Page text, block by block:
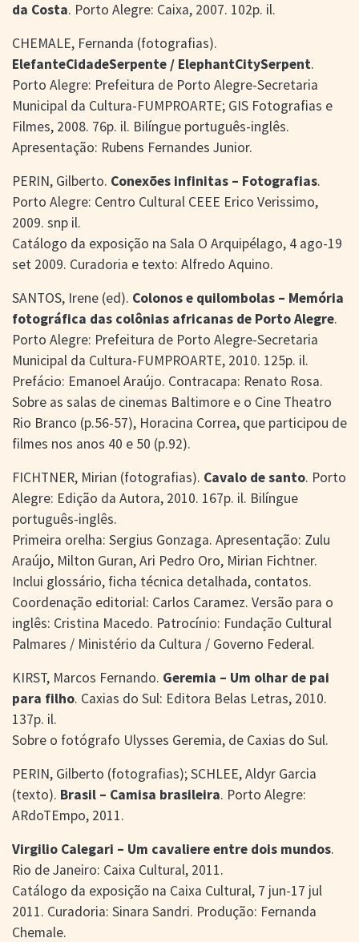
da Costa. Porto Alegre: Caixa, 2007. 102p. il.
CHEMALE, Fernanda (fotografias).
ElefanteCidadeSerpente / ElephantCitySerpent.
Porto Alegre: Prefeitura de Porto Alegre-Secretaria
Municipal da Cultura-FUMPROARTE; GIS Fotografias e
Filmes, 2008. 76p. il. Bilíngue português-inglês.
Apresentação: Rubens Fernandes Junior.
PERIN, Gilberto. Conexões infinitas – Fotografias.
Porto Alegre: Centro Cultural CEEE Erico Verissimo,
2009. snp il.
Catálogo da exposição na Sala O Arquipélago, 4 ago-19
set 2009. Curadoria e texto: Alfredo Aquino.
SANTOS, Irene (ed). Colonos e quilombolas – Memória
fotográfica das colônias africanas de Porto Alegre.
Porto Alegre: Prefeitura de Porto Alegre-Secretaria
Municipal da Cultura-FUMPROARTE, 2010. 125p. il.
Prefácio: Emanoel Araújo. Contracapa: Renato Rosa.
Sobre as salas de cinemas Baltimore e o Cine Theatro
Rio Branco (p.56-57), Horacina Correa, que participou de
filmes nos anos 40 e 50 (p.92).
FICHTNER, Mirian (fotografias). Cavalo de santo. Porto
Alegre: Edição da Autora, 2010. 167p. il. Bilíngue
português-inglês.
Primeira orelha: Sergius Gonzaga. Apresentação: Zulu
Araújo, Milton Guran, Ari Pedro Oro, Mirian Fichtner.
Inclui glossário, ficha técnica detalhada, contatos.
Coordenação editorial: Carlos Caramez. Versão para o
inglês: Cristina Macedo. Patrocínio: Fundação Cultural
Palmares / Ministério da Cultura / Governo Federal.
KIRST, Marcos Fernando. Geremia – Um olhar de pai
para filho. Caxias do Sul: Editora Belas Letras, 2010.
137p. il.
Sobre o fotógrafo Ulysses Geremia, de Caxias do Sul.
PERIN, Gilberto (fotografias); SCHLEE, Aldyr Garcia
(texto). Brasil – Camisa brasileira. Porto Alegre:
ARdoTEmpo, 2011.
Virgilio Calegari – Um cavaliere entre dois mundos.
Rio de Janeiro: Caixa Cultural, 2011.
Catálogo da exposição na Caixa Cultural, 7 jun-17 jul
2011. Curadoria: Sinara Sandri. Produção: Fernanda
Chemale.